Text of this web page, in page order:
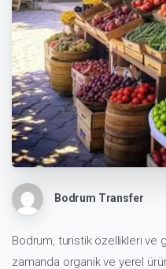
Bodrum Transfer
Bodrum, turistik özellikleri ve
zamanda organik ve yerel